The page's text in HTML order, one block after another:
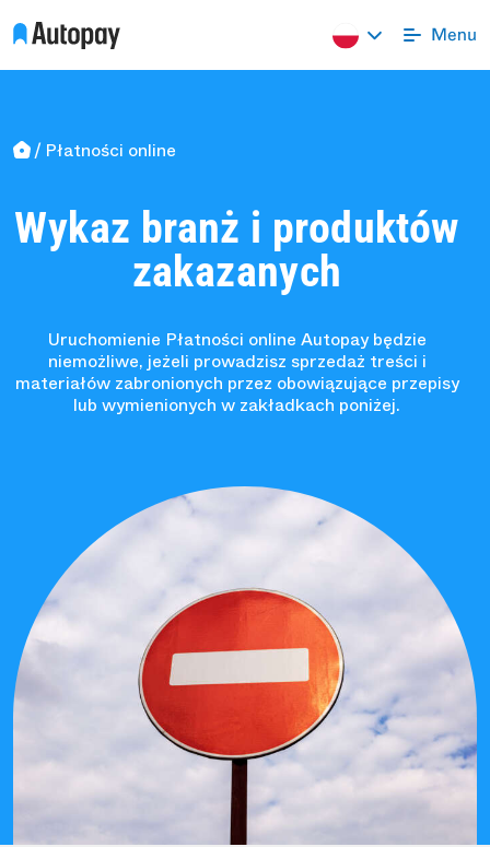
Płatności online
Wykaz branż i produktów
zakazanych
Uruchomienie Płatności online Autopay będzie
niemożliwe, jeżeli prowadzisz sprzedaż treści i
materiałów zabronionych przez obowiązujące przepisy
lub wymienionych w zakładkach poniżej.